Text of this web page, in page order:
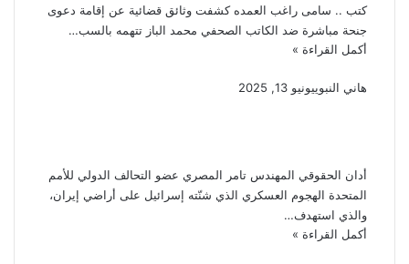
كتب .. سامى راغب العمده كشفت وثائق قضائية عن إقامة دعوى
جنحة مباشرة ضد الكاتب الصحفي محمد الباز تتهمه بالسب…
أكمل القراءة »
هاني النبوييونيو 13, 2025
أدان الحقوقي المهندس تامر المصري عضو التحالف الدولي للأمم
المتحدة الهجوم العسكري الذي شنّته إسرائيل على أراضي إيران،
والذي استهدف…
أكمل القراءة »